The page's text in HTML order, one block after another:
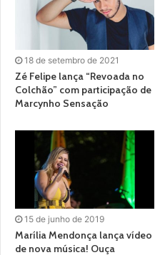
18 de setembro de 2021
Zé Felipe lança “Revoada no
Colchão” com participação de
Marcynho Sensação
15 de junho de 2019
Marília Mendonça lança vídeo
de nova música! Ouça